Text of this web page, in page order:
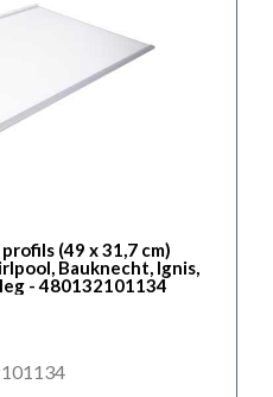
(49 x 31,7 cm)
Bauknecht, Ignis,
- 480132101134